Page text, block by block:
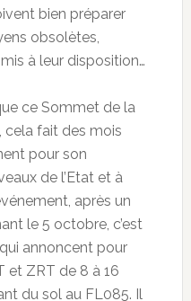
bien préparer
obsolètes,
à leur disposition…
ce Sommet de la
cela fait des mois
pour son
de l’Etat et à
après un
le 5 octobre, c’est
annoncent pour
et ZRT de 8 à 16
du sol au FL085. Il